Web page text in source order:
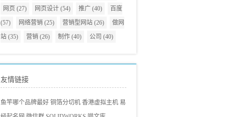
网页 (27) 网页设计 (54) 推广 (40)
百度
(57)
网络营销 (25) 营销型网站 (26)
做网
站 (35) 营销 (26) 制作 (40) 公司 (40)
友情链接
鱼竿哪个品牌最好 铜箔分切机 香港虚拟主机 易